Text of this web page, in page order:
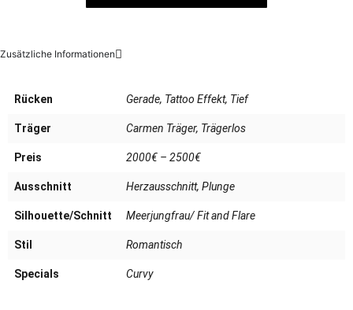
Zusätzliche Informationen
Rücken Gerade, Tattoo Effekt, Tief
Träger Carmen Träger, Trägerlos
Preis 2000€ – 2500€
Ausschnitt Herzausschnitt, Plunge
Silhouette/Schnitt Meerjungfrau/ Fit and Flare
Stil Romantisch
Specials Curvy